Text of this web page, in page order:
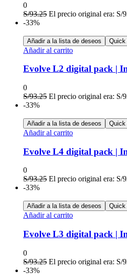
0
S/93.25 El precio original era: S/
-33%
Añadir a la lista de deseos Quick
Añadir al carrito
Evolve L2 digital pack |
0
S/93.25 El precio original era: S/
-33%
Añadir a la lista de deseos Quick
Añadir al carrito
Evolve L4 digital pack |
0
S/93.25 El precio original era: S/
-33%
Añadir a la lista de deseos Quick
Añadir al carrito
Evolve L3 digital pack |
0
S/93.25 El precio original era: S/
-33%